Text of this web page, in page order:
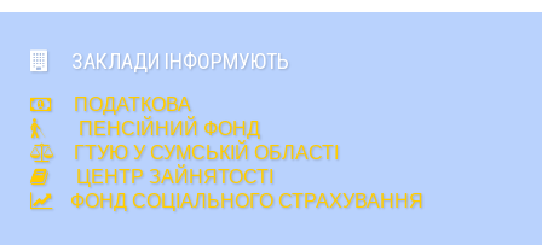
ЗАКЛАДИ ІНФОРМУЮТЬ
ПОДАТКОВА
ПЕНСІЙНИЙ ФОНД
ГТУЮ У СУМСЬКІЙ ОБЛАСТІ
ЦЕНТР ЗАЙНЯТОСТІ
ФОНД СОЦІАЛЬНОГО СТРАХУВАННЯ